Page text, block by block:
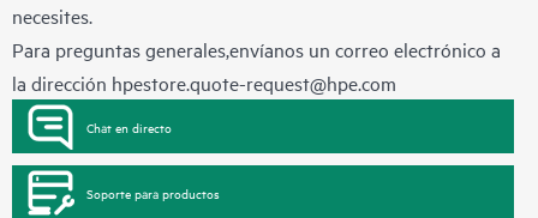
necesites.
Para preguntas generales,envíanos un correo electrónico a
la dirección hpestore.quote-request@hpe.com
Chat en directo
Soporte para productos